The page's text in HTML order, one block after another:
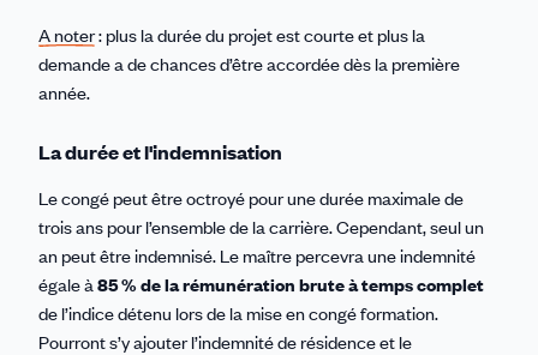
A noter: plus la durée du projet est courte et plus la
demande a de chances d’être accordée dès la première
année.
La durée et l'indemnisation
Le congé peut être octroyé pour une durée maximale de
trois ans pour l’ensemble de la carrière. Cependant, seul un
an peut être indemnisé. Le maître percevra une indemnité
égale à85 % de la rémunération brute à temps complet
de l’indicedétenu lors de la mise en congé formation.
Pourront s’y ajouter l’indemnité de résidence et le